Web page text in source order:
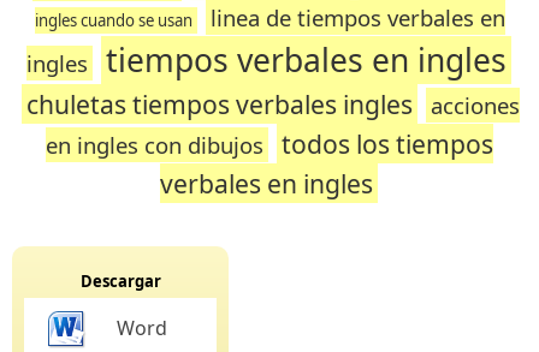
ingles cuando se usan
linea de tiempos verbales en
ingles
tiempos verbales en ingles
chuletas tiempos verbales ingles
acciones
en ingles con dibujos
todos los tiempos
verbales en ingles
Descargar
Word